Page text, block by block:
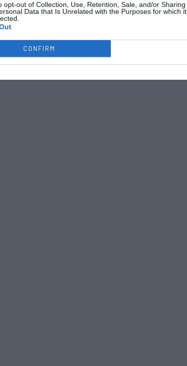
opt-out of Collection, Use, Retention, Sale, and/or Sharing
Data that Is Unrelated with the Purposes for which it
CONFIRM